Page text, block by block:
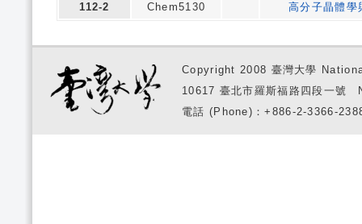
112-2
Chem5130 高分子晶體學
Copyright 2008 臺灣大學
10617 臺北市羅斯福路四段一
電話 (Phone)：+886-2-3366-